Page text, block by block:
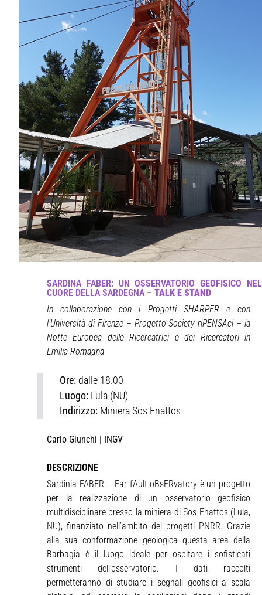
SARDINA FABER: UN OSSERVATORIO GEOFISICO NEL
CUORE DELLA SARDEGNA – TALK E STAND
In collaborazione con i Progetti SHARPER e con
l’Università di Firenze – Progetto Society riPENSAci – la
Notte Europea delle Ricercatrici e dei Ricercatori in
Emilia Romagna
Ore: dalle 18.00
Luogo: Lula (NU)
Indirizzo: Miniera Sos Enattos
Carlo Giunchi | INGV
DESCRIZIONE
Sardinia FABER – Far fAult oBsERvatory è un progetto
per la realizzazione di un osservatorio geofisico
multidisciplinare presso la miniera di Sos Enattos (Lula,
NU), finanziato nell’ambito dei progetti PNRR. Grazie
alla sua conformazione geologica questa area della
Barbagia è il luogo ideale per ospitare i sofisticati
strumenti dell’osservatorio. I dati raccolti
permetteranno di studiare i segnali geofisici a scala